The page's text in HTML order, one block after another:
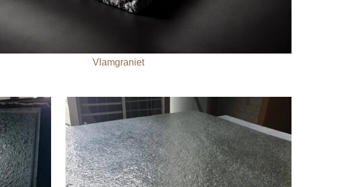
Vlamgraniet